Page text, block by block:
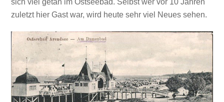
zuletzt hier Gast war, wird heute sehr viel Neues sehen.